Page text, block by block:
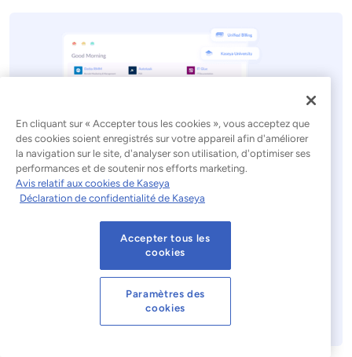
Une seule plateforme. Tout
Kaseya 365 bénéficient des avantages des meilleurs
outils de gestion informatique et de sécurité, le tout
dans une solution unique.
Découvrez Kaseya 365
En cliquant sur « Accepter tous les cookies », vous acceptez que
des cookies soient enregistrés sur votre appareil afin d'améliorer
la navigation sur le site, d'analyser son utilisation, d'optimiser ses
performances et de soutenir nos efforts marketing.
Avis relatif aux cookies de Kaseya
Déclaration de confidentialité de Kaseya
Accepter tous les
cookies
Paramètres des
cookies